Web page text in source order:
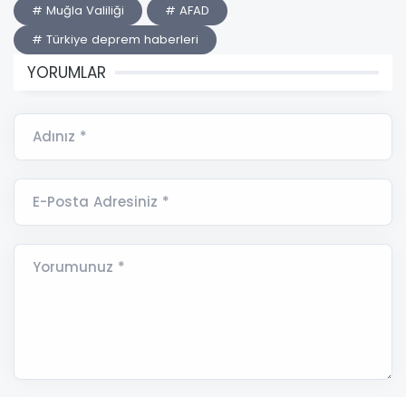
# Muğla Valiliği
# AFAD
# Türkiye deprem haberleri
YORUMLAR
Adınız *
E-Posta Adresiniz *
Yorumunuz *